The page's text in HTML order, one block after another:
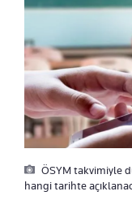
ÖSYM takvimiyle
hangi tarihte